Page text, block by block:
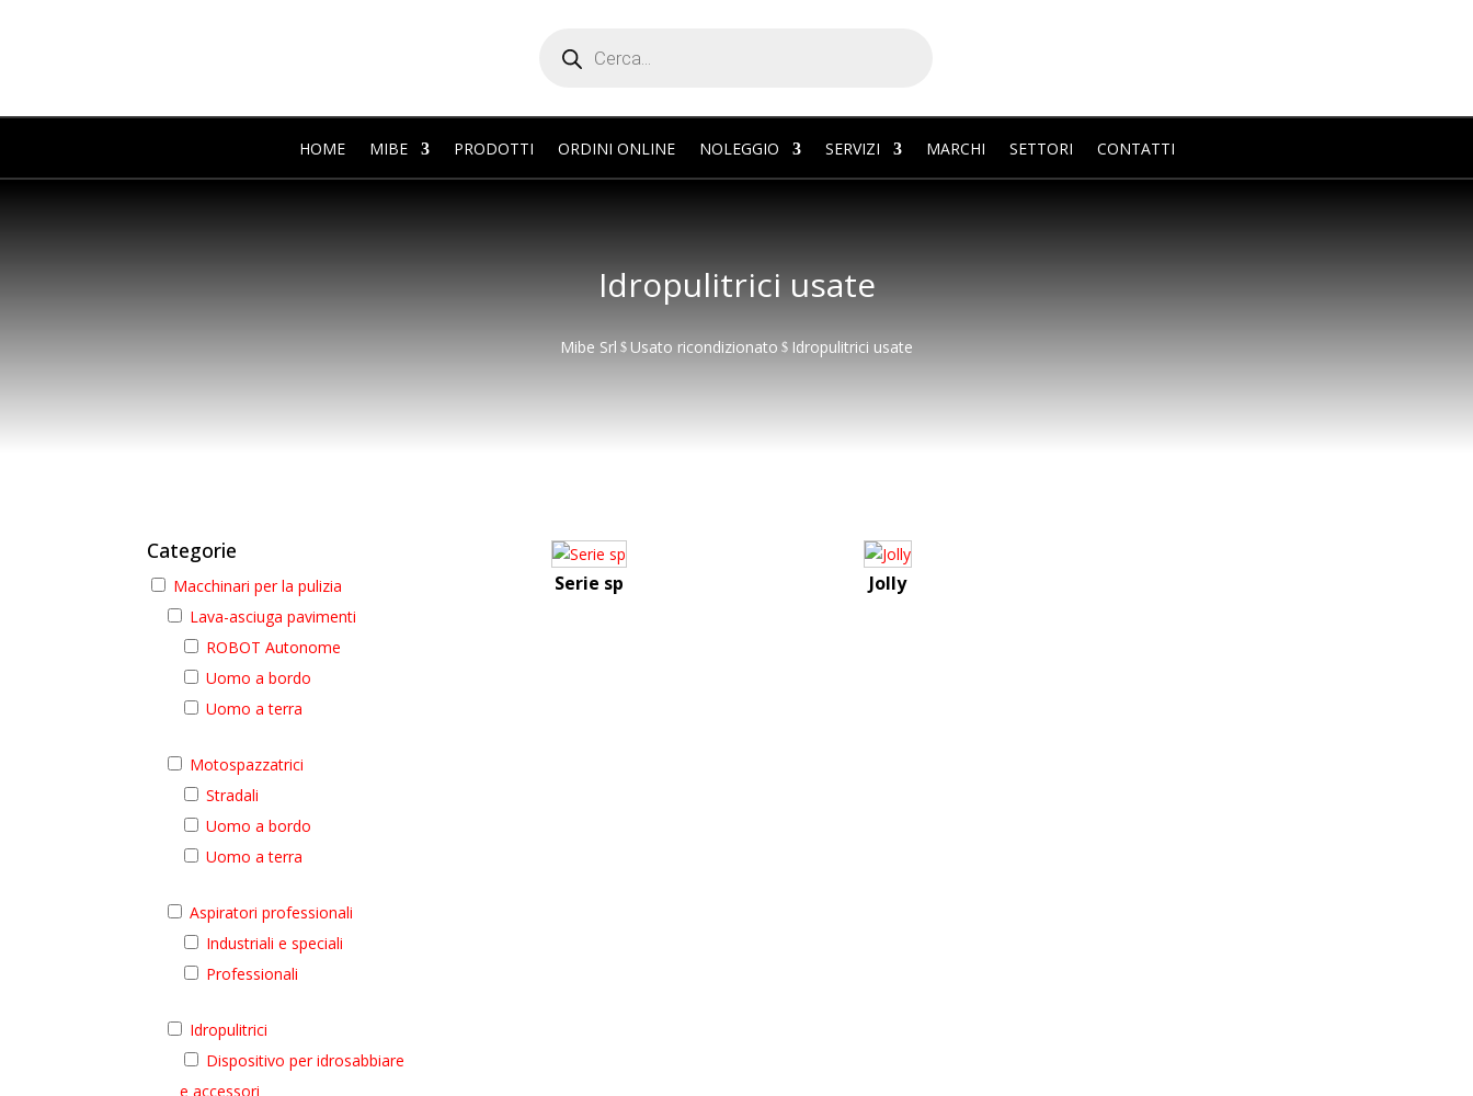
search
HOME MIBE PRODOTTI ORDINI ONLINE NOLEGGIO SERVIZI MARCHI SETTORI CONTATTI
Idropulitrici usate
Mibe Srl $ Usato ricondizionato $ Idropulitrici usate
Categorie
Macchinari per la pulizia
Lava-asciuga pavimenti
ROBOT Autonome
Uomo a bordo
Uomo a terra
Motospazzatrici
Stradali
Uomo a bordo
Uomo a terra
Aspiratori professionali
Industriali e speciali
Professionali
Idropulitrici
Dispositivo per idrosabbiare
e accessori
Serie sp Jolly